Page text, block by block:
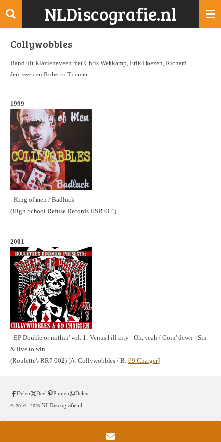
Ga
de
NLDiscografie.nl
Collywobbles
Band uit Klazienaveen met Chris Wehkamp, Erik Hoezen, Richard
Jeurissen en Roberto Timmer.
1999
- King of men / Badluck
(High School Refuse Records HSR 004)
2001
- EP Double or nothin' vol. 1: Venus hill city - Oh, yeah / Goin' down - Sin
& live to win
(Roulette's RR7 002) [A: Collywobbles / B: 69 Charger]
Delen Deel Pinnen Delen
© 2010 - 2026 NLDiscografie.nl